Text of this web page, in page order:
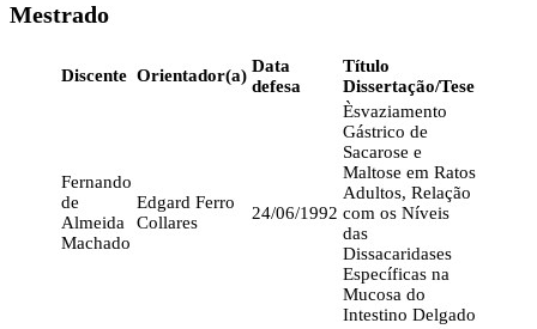
Mestrado
Discente Orientador(a) Data
defesa
Título
Dissertação/Tese
Fernando
de
Almeida
Machado
Edgard Ferro
Collares
24/06/1992
Èsvaziamento
Gástrico de
Sacarose e
Maltose em Ratos
Adultos, Relação
com os Níveis
das
Dissacaridases
Específicas na
Mucosa do
Intestino Delgado